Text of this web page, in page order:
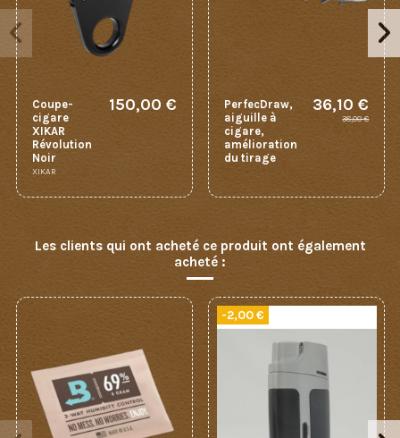
Coupe-
cigare
XIKAR
Révolution
Noir
XIKAR
150,00 €
PerfecDraw,
aiguille à
cigare,
amélioration
du tirage
36,10 €
38,00 €
Les clients qui ont acheté ce produit ont également
acheté :
-2,00 €